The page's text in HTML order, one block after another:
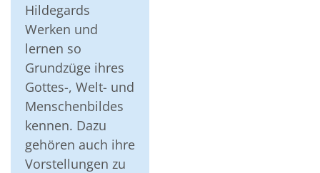
Hildegards
Werken und
lernen so
Grundzüge ihres
Gottes-, Welt- und
Menschenbildes
kennen. Dazu
gehören auch ihre
Vorstellungen zu